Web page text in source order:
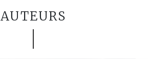
AUTEURS